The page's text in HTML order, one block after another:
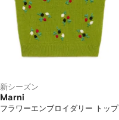
新シーズン
Marni
フラワーエンブロイダリー トップ